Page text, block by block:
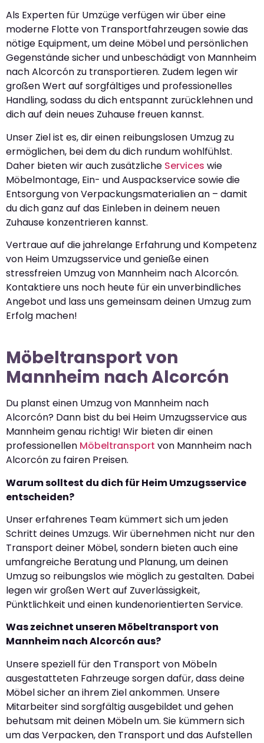
Als Experten für Umzüge verfügen wir über eine
moderne Flotte von Transportfahrzeugen sowie das
nötige Equipment, um deine Möbel und persönlichen
Gegenstände sicher und unbeschädigt von Mannheim
nach Alcorcón zu transportieren. Zudem legen wir
großen Wert auf sorgfältiges und professionelles
Handling, sodass du dich entspannt zurücklehnen und
dich auf dein neues Zuhause freuen kannst.
Unser Ziel ist es, dir einen reibungslosen Umzug zu
ermöglichen, bei dem du dich rundum wohlfühlst.
Daher bieten wir auch zusätzliche Services wie
Möbelmontage, Ein- und Auspackservice sowie die
Entsorgung von Verpackungsmaterialien an – damit
du dich ganz auf das Einleben in deinem neuen
Zuhause konzentrieren kannst.
Vertraue auf die jahrelange Erfahrung und Kompetenz
von Heim Umzugsservice und genieße einen
stressfreien Umzug von Mannheim nach Alcorcón.
Kontaktiere uns noch heute für ein unverbindliches
Angebot und lass uns gemeinsam deinen Umzug zum
Erfolg machen!
Möbeltransport von
Mannheim nach Alcorcón
Du planst einen Umzug von Mannheim nach
Alcorcón? Dann bist du bei Heim Umzugsservice aus
Mannheim genau richtig! Wir bieten dir einen
professionellen Möbeltransport von Mannheim nach
Alcorcón zu fairen Preisen.
Warum solltest du dich für Heim Umzugsservice
entscheiden?
Unser erfahrenes Team kümmert sich um jeden
Schritt deines Umzugs. Wir übernehmen nicht nur den
Transport deiner Möbel, sondern bieten auch eine
umfangreiche Beratung und Planung, um deinen
Umzug so reibungslos wie möglich zu gestalten. Dabei
legen wir großen Wert auf Zuverlässigkeit,
Pünktlichkeit und einen kundenorientierten Service.
Was zeichnet unseren Möbeltransport von
Mannheim nach Alcorcón aus?
Unsere speziell für den Transport von Möbeln
ausgestatteten Fahrzeuge sorgen dafür, dass deine
Möbel sicher an ihrem Ziel ankommen. Unsere
Mitarbeiter sind sorgfältig ausgebildet und gehen
behutsam mit deinen Möbeln um. Sie kümmern sich
um das Verpacken, den Transport und das Aufstellen